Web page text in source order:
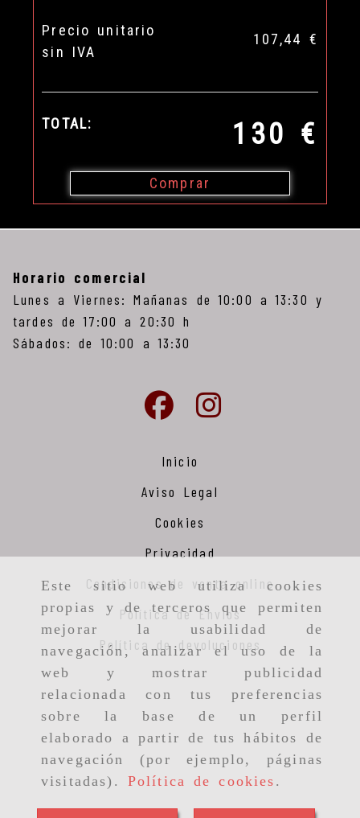
Este sitio web utiliza cookies
propias y de terceros que permiten
mejorar la usabilidad de
navegación, analizar el uso de la
web y mostrar publicidad
relacionada con tus preferencias
sobre la base de un perfil
elaborado a partir de tus hábitos de
navegación (por ejemplo, páginas
visitadas). Política de cookies .
Precio unitario
sin IVA
107,44 €
TOTAL: 130 €
Comprar
Horario comercial
Lunes a Viernes: Mañanas de 10:00 a 13:30 y
tardes de 17:00 a 20:30 h
Sábados: de 10:00 a 13:30
Inicio
Aviso Legal
Cookies
Privacidad
Condiciones de venta online
Política de Envios
Política de devoluciones